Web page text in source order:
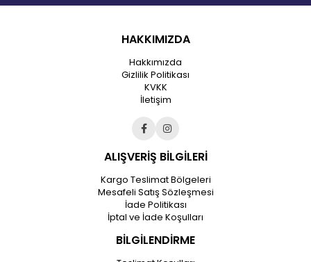
HAKKIMIZDA
Hakkımızda
Gizlilik Politikası
KVKK
İletişim
ALIŞVERİŞ BİLGİLERİ
Kargo Teslimat Bölgeleri
Mesafeli Satış Sözleşmesi
İade Politikası
İptal ve İade Koşulları
BİLGİLENDİRME